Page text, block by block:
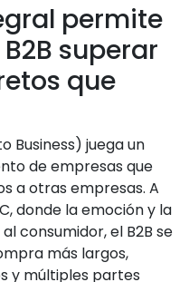
permite
superar
que
Business) juega un
de empresas que
a otras empresas. A
donde la emoción y la
consumidor, el B2B se
más largos,
y múltiples partes